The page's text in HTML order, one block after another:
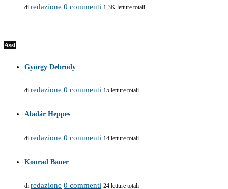
di redazione 0 commenti 1,3K letture totali
Assi
György Debrödy
di redazione 0 commenti 15 letture totali
Aladár Heppes
di redazione 0 commenti 14 letture totali
Konrad Bauer
di redazione 0 commenti 24 letture totali